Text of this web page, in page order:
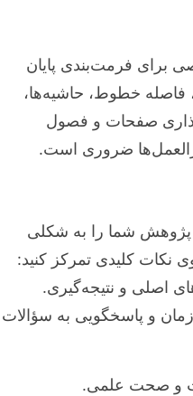
برای فرمت‌بندی پایان
فاصله خطوط، حاشیه‌ها،
صفحات و فصول
ضروری است.
پژوهش شما را به شکلی
نکات کلیدی تمرکز کنید:
اصلی و نتیجه‌گیری.
و پاسخگویی به سؤالات
و صحت علمی.